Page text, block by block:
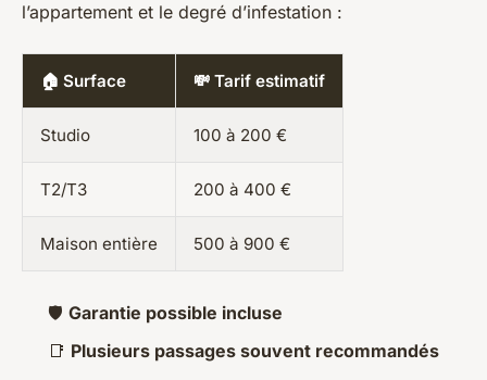
l’appartement et le degré d’infestation :
🏠 Surface 💸 Tarif estimatif
Studio 100 à 200 €
T2/T3 200 à 400 €
Maison entière 500 à 900 €
🛡 Garantie possible incluse
📑 Plusieurs passages souvent recommandés